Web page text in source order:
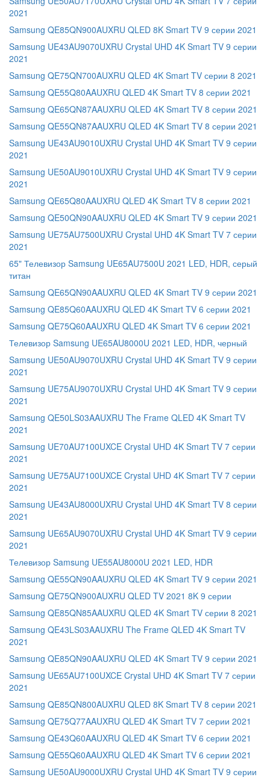
2021
Samsung QE85QN900AUXRU QLED 8K Smart TV 9 серии 2021
Samsung UE43AU9070UXRU Crystal UHD 4K Smart TV 9 серии
2021
Samsung QE75QN700AUXRU QLED 4K Smart TV серии 8 2021
Samsung QE55Q80AAUXRU QLED 4K Smart TV 8 серии 2021
Samsung QE65QN87AAUXRU QLED 4K Smart TV 8 серии 2021
Samsung QE55QN87AAUXRU QLED 4K Smart TV 8 серии 2021
Samsung UE43AU9010UXRU Crystal UHD 4K Smart TV 9 серии
2021
Samsung UE50AU9010UXRU Crystal UHD 4K Smart TV 9 серии
2021
Samsung QE65Q80AAUXRU QLED 4K Smart TV 8 серии 2021
Samsung QE50QN90AAUXRU QLED 4K Smart TV 9 серии 2021
Samsung UE75AU7500UXRU Crystal UHD 4K Smart TV 7 серии
2021
65" Телевизор Samsung UE65AU7500U 2021 LED, HDR, серый
титан
Samsung QE65QN90AAUXRU QLED 4K Smart TV 9 серии 2021
Samsung QE85Q60AAUXRU QLED 4K Smart TV 6 серии 2021
Samsung QE75Q60AAUXRU QLED 4K Smart TV 6 серии 2021
Телевизор Samsung UE65AU8000U 2021 LED, HDR, черный
Samsung UE50AU9070UXRU Crystal UHD 4K Smart TV 9 серии
2021
Samsung UE75AU9070UXRU Crystal UHD 4K Smart TV 9 серии
2021
Samsung QE50LS03AAUXRU The Frame QLED 4K Smart TV
2021
Samsung UE70AU7100UXCE Crystal UHD 4K Smart TV 7 серии
2021
Samsung UE75AU7100UXCE Crystal UHD 4K Smart TV 7 серии
2021
Samsung UE43AU8000UXRU Crystal UHD 4K Smart TV 8 серии
2021
Samsung UE65AU9070UXRU Crystal UHD 4K Smart TV 9 серии
2021
Телевизор Samsung UE55AU8000U 2021 LED, HDR
Samsung QE55QN90AAUXRU QLED 4K Smart TV 9 серии 2021
Samsung QE75QN900AUXRU QLED TV 2021 8K 9 серии
Samsung QE85QN85AAUXRU QLED 4K Smart TV серии 8 2021
Samsung QE43LS03AAUXRU The Frame QLED 4K Smart TV
2021
Samsung QE85QN90AAUXRU QLED 4K Smart TV 9 серии 2021
Samsung UE65AU7100UXCE Crystal UHD 4K Smart TV 7 серии
2021
Samsung QE85QN800AUXRU QLED 8K Smart TV 8 серии 2021
Samsung QE75Q77AAUXRU QLED 4K Smart TV 7 серии 2021
Samsung QE43Q60AAUXRU QLED 4K Smart TV 6 серии 2021
Samsung QE55Q60AAUXRU QLED 4K Smart TV 6 серии 2021
Samsung UE50AU9000UXRU Crystal UHD 4K Smart TV 9 серии